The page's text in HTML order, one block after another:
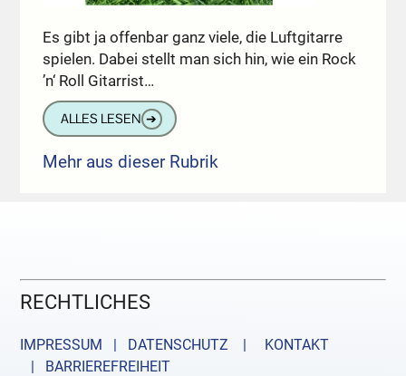
Es gibt ja offenbar ganz viele, die Luftgitarre
spielen. Dabei stellt man sich hin, wie ein Rock
’n‘ Roll Gitarrist…
ALLES LESEN ➔
Mehr aus dieser Rubrik
RECHTLICHES
IMPRESSUM | DATENSCHUTZ |
KONTAKT
| BARRIEREFREIHEIT